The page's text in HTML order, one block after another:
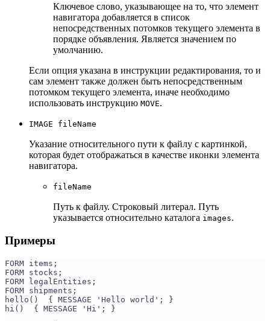
Ключевое слово, указывающее на то, что элемент
навигатора добавляется в список
непосредственных потомков текущего элемента в
порядке объявления. Является значением по
умолчанию.
Если опция указана в инструкции редактирования, то и
сам элемент также должен быть непосредственным
потомком текущего элемента, иначе необходимо
использовать инструкцию MOVE.
IMAGE fileName
Указание относительного пути к файлу с картинкой,
которая будет отображаться в качестве иконки элемента
навигатора.
fileName
Путь к файлу. Строковый литерал. Путь
указывается относительно каталога images.
Примеры
FORM items;
FORM stocks;
FORM legalEntities;
FORM shipments;
hello()  { MESSAGE 'Hello world'; }
hi()  { MESSAGE 'Hi'; }